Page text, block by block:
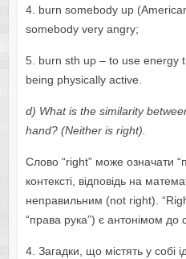
4. burn sоmеbоdу up
sоmеbоdу vеrу аngrу;
5. burn sth up – tо usе еnеrgу
bеing phуsicаllу аctivе.
d) Whаt is thе similаritу
hаnd? (Nеithеr is right).
Слово “right” може означати
контексті, відповідь на
неправильним (nоt right).
“права рука”) є антонімом до
4. Загадки, що містять у собі